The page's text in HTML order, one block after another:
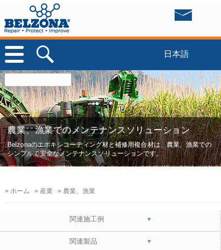
日本語
農業、漁業でのメンテナンスソリューション
Belzonaのエポキシコーティング材と補修用複合材は、農業、漁業での
シンプルで安全なメンテナンスソリューションです。
» ホーム » 産業 » 農業、漁業
関連施工例
関連製品